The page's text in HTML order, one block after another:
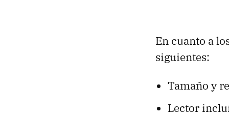
En cuanto a
siguientes:
Tamaño y
Lector